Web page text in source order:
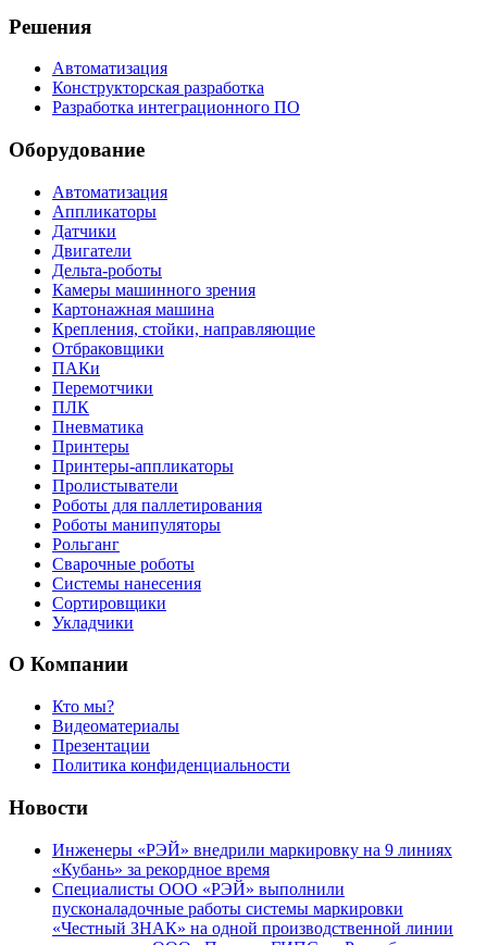
Решения
Автоматизация
Конструкторская разработка
Разработка интеграционного ПО
Оборудование
Автоматизация
Аппликаторы
Датчики
Двигатели
Дельта-роботы
Камеры машинного зрения
Картонажная машина
Крепления, стойки, направляющие
Отбраковщики
ПАКи
Перемотчики
ПЛК
Пневматика
Принтеры
Принтеры-аппликаторы
Пролистыватели
Роботы для паллетирования
Роботы манипуляторы
Рольганг
Сварочные роботы
Системы нанесения
Сортировщики
Укладчики
О Компании
Кто мы?
Видеоматериалы
Презентации
Политика конфиденциальности
Новости
Инженеры «РЭЙ» внедрили маркировку на 9 линиях
«Кубань» за рекордное время
Специалисты ООО «РЭЙ» выполнили
пусконаладочные работы системы маркировки
«Честный ЗНАК» на одной производственной линии